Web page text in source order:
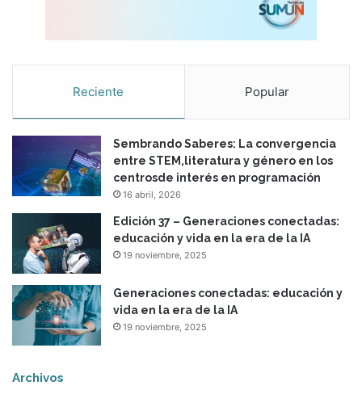
Reciente Popular
Sembrando Saberes: La convergencia
entre STEM,literatura y género en los
centrosde interés en programación
16 abril, 2026
Edición 37 – Generaciones conectadas:
educación y vida en la era de la IA
19 noviembre, 2025
Generaciones conectadas: educación y
vida en la era de la IA
19 noviembre, 2025
Archivos